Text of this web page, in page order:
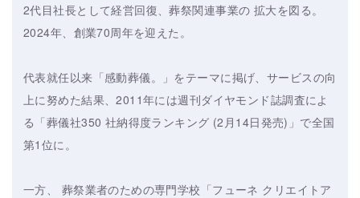
2代目社長として経営回復、葬祭関連事業の 拡大を図る。
2024年、創業70周年を迎えた。
代表就任以来「感動葬儀。」をテーマに掲げ、サービスの向
上に努めた結果、2011年には週刊ダイヤモンド誌調査によ
る「葬儀社350 社納得度ランキング (2月14日発売)」で全国
第1位に。
一方、 葬祭業者のための専門学校「フューネ クリエイトア